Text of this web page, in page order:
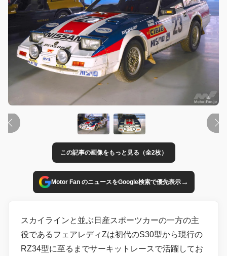
この記事の画像をもっと見る（全2枚）
Motor Fan のニュースをGoogle検索で優先表示→
スカイラインと並ぶ日産スポーツカーの一方の主
役であるフェアレディZは初代のS30型から現行の
RZ34型に至るまでサーキットレースで活躍してお